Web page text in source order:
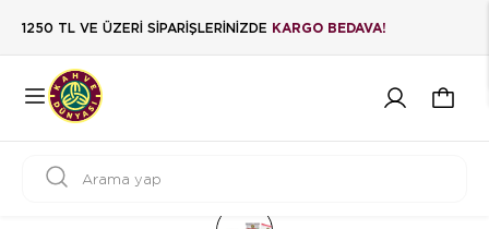
1250 TL VE ÜZERİ SİPARİŞLERİNİZDE KARGO BEDAVA!